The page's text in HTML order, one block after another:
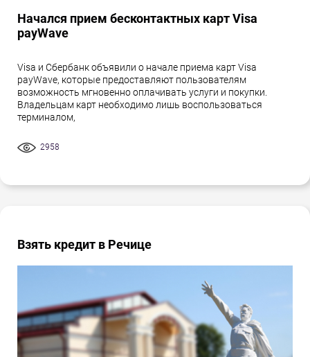
Начался прием бесконтактных карт Visa
payWave
Visa и Сбербанк объявили о начале приема карт Visa
payWave, которые предоставляют пользователям
возможность мгновенно оплачивать услуги и покупки.
Владельцам карт необходимо лишь воспользоваться
терминалом,
2958
Взять кредит в Речице